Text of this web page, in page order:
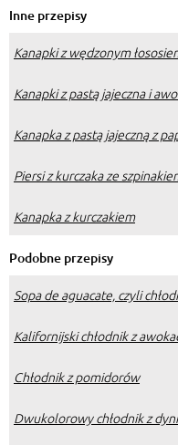
Inne przepisy
Kanapki z wędzonym
Kanapki z pastą jajeczna i
Kanapka z pastą jajeczną z
Piersi z kurczaka ze
Kanapka z kurczakiem
Podobne przepisy
Sopa de aguacate, czyli
Kalifornijski chłodnik z
Chłodnik z pomidorów
Dwukolorowy chłodnik z